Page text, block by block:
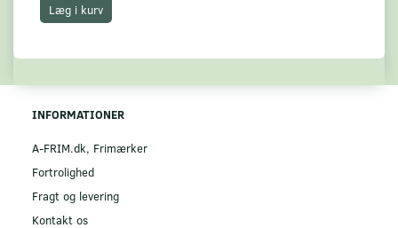
Læg i kurv
INFORMATIONER
A-FRIM.dk, Frimærker
Fortrolighed
Fragt og levering
Kontakt os